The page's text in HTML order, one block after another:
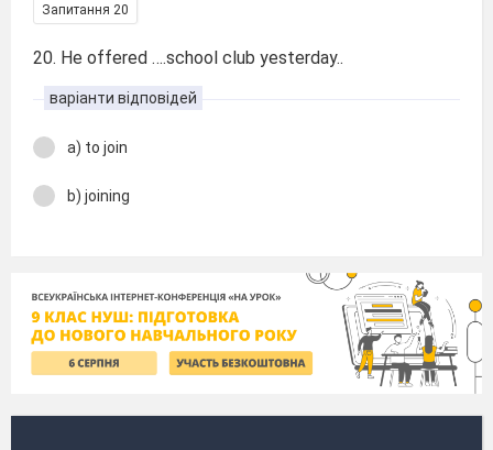
Запитання 20
20. He offered ….school club yesterday..
варіанти відповідей
a) to join
b) joining